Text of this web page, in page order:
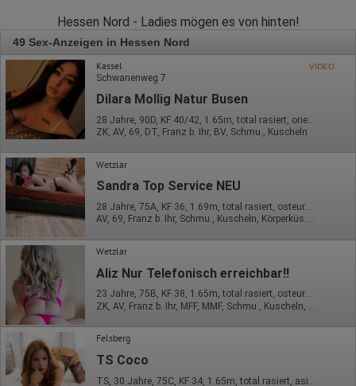
Hessen Nord - Ladies mögen es von hinten!
49 Sex-Anzeigen in Hessen Nord
Kassel VIDEO
Schwanenweg 7
Dilara Mollig Natur Busen
28 Jahre, 90D, KF 40/42, 1.65m, total rasiert, orientalisch
ZK, AV, 69, DT, Franz b. Ihr, BV, Schmu., Kuscheln
Wetzlar
Sandra Top Service NEU
28 Jahre, 75A, KF 36, 1.69m, total rasiert, osteuropäisch
AV, 69, Franz b. Ihr, Schmu., Kuscheln, Körperküs., AV b. Ihm, DSa
Wetzlar
Aliz Nur Telefonisch erreichbar!!
23 Jahre, 75B, KF 38, 1.65m, total rasiert, osteuropäisch
Felsberg
TS Coco